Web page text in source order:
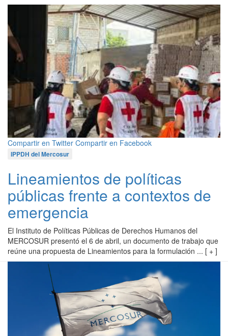
Compartir en Twitter Compartir en Facebook
IPPDH del Mercosur
Lineamientos de políticas
públicas frente a contextos de
emergencia
El Instituto de Políticas Públicas de Derechos Humanos del
MERCOSUR presentó el 6 de abril, un documento de trabajo que
reúne una propuesta de Lineamientos para la formulación ... [ + ]